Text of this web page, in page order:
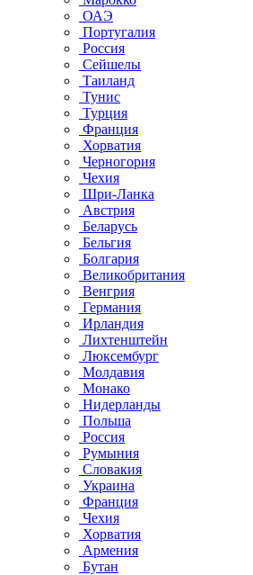
ОАЭ
Португалия
Россия
Сейшелы
Таиланд
Тунис
Турция
Франция
Хорватия
Черногория
Чехия
Шри-Ланка
Австрия
Беларусь
Бельгия
Болгария
Великобритания
Венгрия
Германия
Ирландия
Лихтенштейн
Люксембург
Молдавия
Монако
Нидерланды
Польша
Россия
Румыния
Словакия
Украина
Франция
Чехия
Хорватия
Армения
Бутан